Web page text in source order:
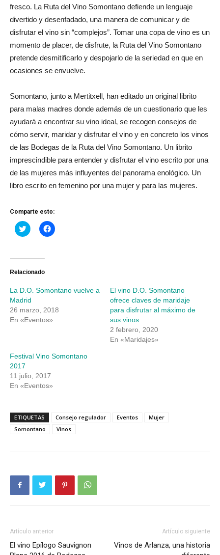
fresco. La Ruta del Vino Somontano defiende un lenguaje
divertido y desenfadado, una manera de comunicar y de
disfrutar el vino sin “complejos”. Tomar una copa de vino es un
momento de placer, de disfrute, la Ruta del Vino Somontano
pretende desmitificarlo y despojarlo de la seriedad en que en
ocasiones se envuelve.
Somontano, junto a Mertitxell, han editado un original librito
para malas madres donde además de un cuestionario que les
ayudará a encontrar su vino ideal, se recogen consejos de
cómo servir, maridar y disfrutar el vino y en concreto los vinos
de las Bodegas de la Ruta del Vino Somontano. Un librito
imprescindible para entender y disfrutar el vino escrito por una
de las mujeres más influyentes del panorama enológico. Un
libro escrito en femenino por una mujer y para las mujeres.
Comparte esto:
Haz
clic
Twitter
abre
ventana
nueva)
Haz
clic
ventana
Relacionado
La D.O. Somontano vuelve a
Madrid
26 marzo, 2018
En «Eventos»
El vino D.O. Somontano
ofrece claves de maridaje
para disfrutar al máximo de
sus vinos
2 febrero, 2020
En «Maridajes»
Festival Vino Somontano
2017
11 julio, 2017
En «Eventos»
ETIQUETAS Consejo regulador Eventos
Mujer
Somontano
Vinos
Artículo anterior
El vino Epílogo Sauvignon
Artículo siguiente
Vinos de Arlanza, una historia